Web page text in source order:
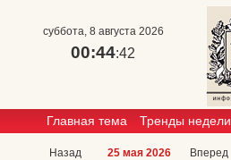
суббота, 8 августа 2026
00:44:43
Главная тема Тренды недели
Назад 25 мая 2026
Вперед